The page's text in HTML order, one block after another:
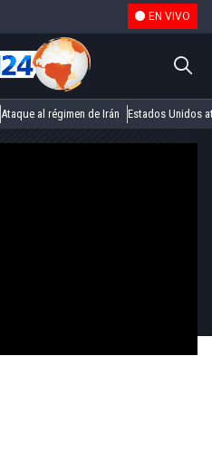
EN VIVO
Ataque al régimen de Irán Estados Unidos